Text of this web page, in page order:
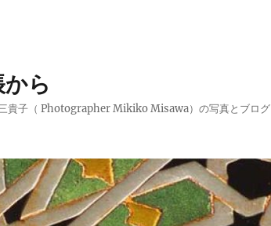
ら
貴子（ Photographer Mikiko Misawa）の写真とブログ